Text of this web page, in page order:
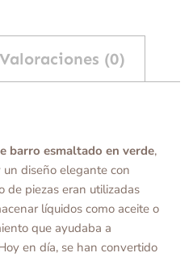
Valoraciones (0)
barro esmaltado en verde,
un diseño elegante con
de piezas eran utilizadas
líquidos como aceite o
que ayudaba a
en día, se han convertido